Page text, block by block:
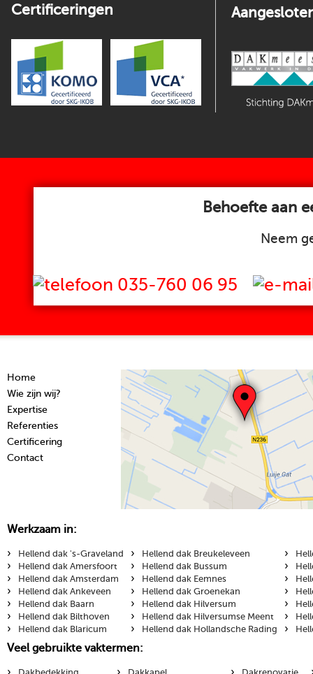
Certificeringen
Behoefte aan
Neem
035-760 06 95
Home
Wie zijn wij?
Expertise
Referenties
Certificering
Contact
Werkzaam in:
›
Hellend dak 's-Graveland
› Hellend dak Amersfoort
› Hellend dak Amsterdam
› Hellend dak Ankeveen
› Hellend dak Baarn
› Hellend dak Bilthoven
› Hellend dak Blaricum
› Hellend dak Breukeleveen
› Hellend dak Bussum
› Hellend dak Eemnes
› Hellend dak Groenekan
› Hellend dak Hilversum
› Hellend dak Hilversumse Meent
› Hellend dak Hollandsche Rading
›
›
›
›
›
›
›
Veel gebruikte vaktermen: